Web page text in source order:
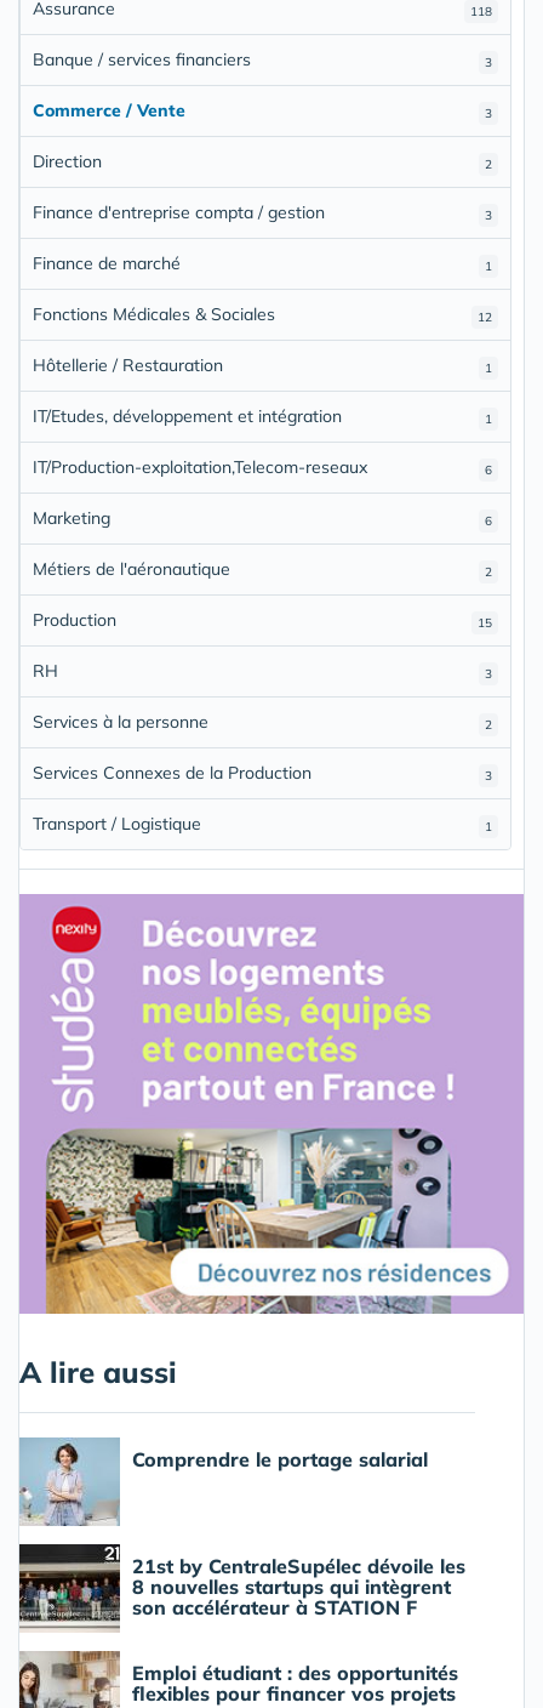
118
Assurance
3
Banque / services financiers
3
Commerce / Vente
2
Direction
3
Finance d'entreprise compta / gestion
1
Finance de marché
12
Fonctions Médicales & Sociales
1
Hôtellerie / Restauration
1
IT/Etudes, développement et intégration
6
IT/Production-exploitation,Telecom-reseaux
6
Marketing
2
Métiers de l'aéronautique
15
Production
3
RH
2
Services à la personne
3
Services Connexes de la Production
1
Transport / Logistique
A lire aussi
Comprendre le portage salarial
21st by CentraleSupélec dévoile les
8 nouvelles startups qui intègrent
son accélérateur à STATION F
Emploi étudiant : des opportunités
flexibles pour financer vos projets